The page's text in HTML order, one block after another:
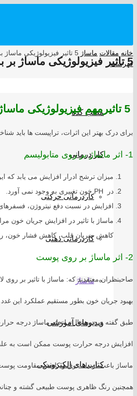
فهرست
مطب کده
کار درمانی
کاردرمانی حرکتی
کاردرمانی ذهنی
ماساژ
ویدیوهای آموزشی
کتاب های الکترونیکی
خانه مقالات ماساژ 5 تاثیر فیزیولوژیکی ماساژ بر بدن
5 تاثیر فیزیولوژیکی ماساژ بر بدن
برای درک بهتر این اثرات، تراپیست ها باید
1- اثر ماساژ بر روی متابولیسم
میزان ترشح ادرار افزایش می یابد که
در PH خون تغییری به وجود نمی آورد.
افزایش در نسبت دفع نیتروژن،
ماساژ با تاثیر در افزایش جریان خون
کاهش ضربان قلب، کاهش فشار خون،
2- اثر ماساژ بر روی پوست
صاحبنظران معتقدند که: ماساژ با تاثیر بر
بهبود جریان خون بطور مستقیم عملکرد این غدد
طبق گفته ی «رسنتال» انجام ماساژ درجه حرارت پوست را 2 تا 13 درجه ی
افزایش درجه حرارت پوست ممکن است به علت
ماساژ باعث ازدیاد عرق و کاهش مقاومت پوست
همچنین رنگ ظاهری پوست طبیعی گشته و